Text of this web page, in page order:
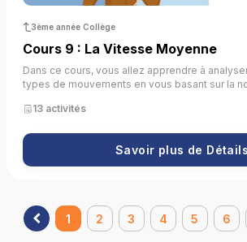
3ème année Collège
Cours 9 : La Vitesse Moyenne
Dans ce cours, vous allez apprendre à
types de mouvements en vous basant sur la
interactifs, vous distinguerez un mouvement
et les graphiques vitesse/temps pour mieux
l’évolution d’un déplacement. Enfin, vous
de la sécurité routière, notamment la distance
13 activités
Savoir plus de Détails
1 2 3 4 5 6